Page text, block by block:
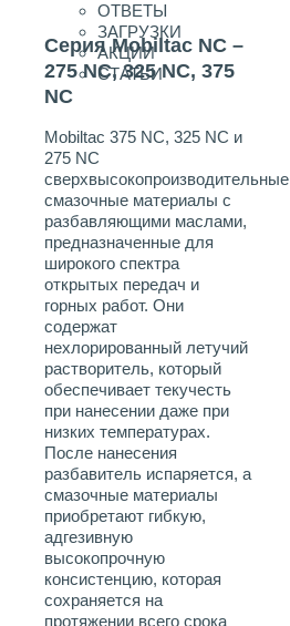
ОТВЕТЫ
ЗАГРУЗКИ
АКЦИИ
СТАТЬИ
Серия Mobiltac NC –
275 NC, 325 NC, 375
NC
Mobiltac 375 NC, 325 NC и
275 NC
сверхвысокопроизводительные
смазочные материалы с
разбавляющими маслами,
предназначенные для
широкого спектра
открытых передач и
горных работ. Они
содержат
нехлорированный летучий
растворитель, который
обеспечивает текучесть
при нанесении даже при
низких температурах.
После нанесения
разбавитель испаряется, а
смазочные материалы
приобретают гибкую,
адгезивную
высокопрочную
консистенцию, которая
сохраняется на
протяжении всего срока